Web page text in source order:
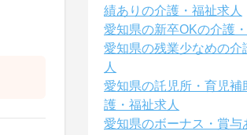
績ありの介護・福祉求人
愛知県の新卒OKの介護
愛知県の残業少なめの介
人
愛知県の託児所・育児補
護・福祉求人
愛知県のボーナス・賞与